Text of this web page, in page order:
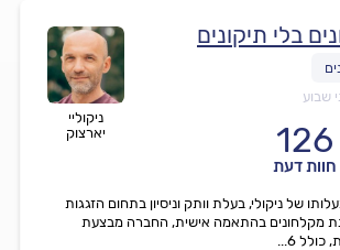
ניקוליי
יארצוק
בלי תיקונים
שבוע
126
חוות דעת
של ניקולי, בעלת וותק וניסיון בתחום הזגגות
מקלחונים בהתאמה אישית, החברה מבצעת
6...